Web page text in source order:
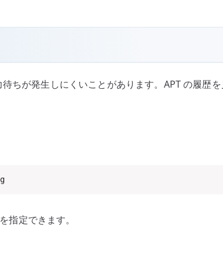
ちが発生しにくいことがあります。APT の履歴
指定できます。